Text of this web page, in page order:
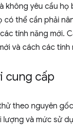
không yêu cầu
có thể cần phải
tính năng mới.
và cách các
cung cấp
theo nguyên
lượng và mức sử